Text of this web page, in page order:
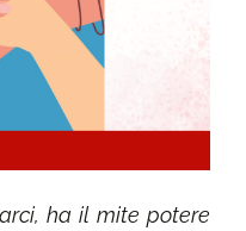
ha il mite potere